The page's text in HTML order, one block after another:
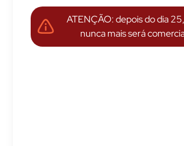
ATENÇÃO: depois do dia
nunca mais será